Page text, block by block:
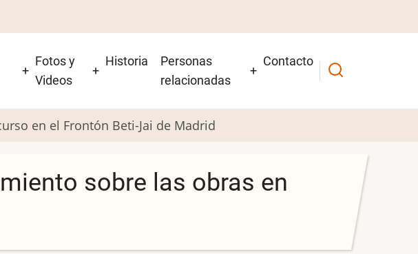
Fotos y
Videos
Historia
Personas
relacionadas
Contacto
en el Frontón Beti-Jai de Madrid
sobre las obras en